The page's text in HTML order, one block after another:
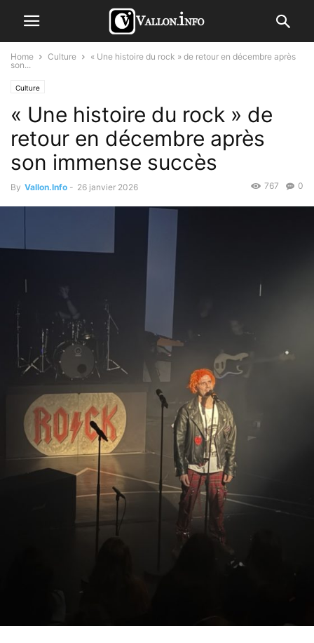
Home Culture
« Une histoire du rock » de retour en décembre après
son...
Culture
« Une histoire du rock » de
retour en décembre après
son immense succès
By Vallon.Info - 26 janvier 2026 0
767